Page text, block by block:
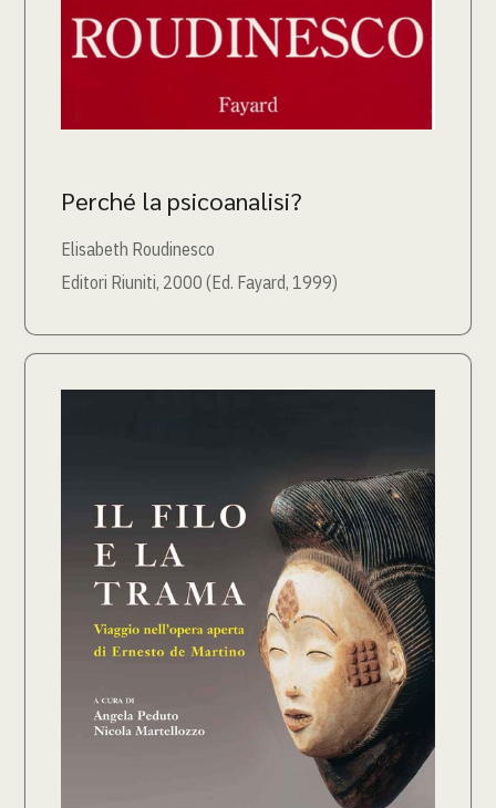
Perché la psicoanalisi?
Elisabeth Roudinesco
Editori Riuniti, 2000 (Ed. Fayard, 1999)